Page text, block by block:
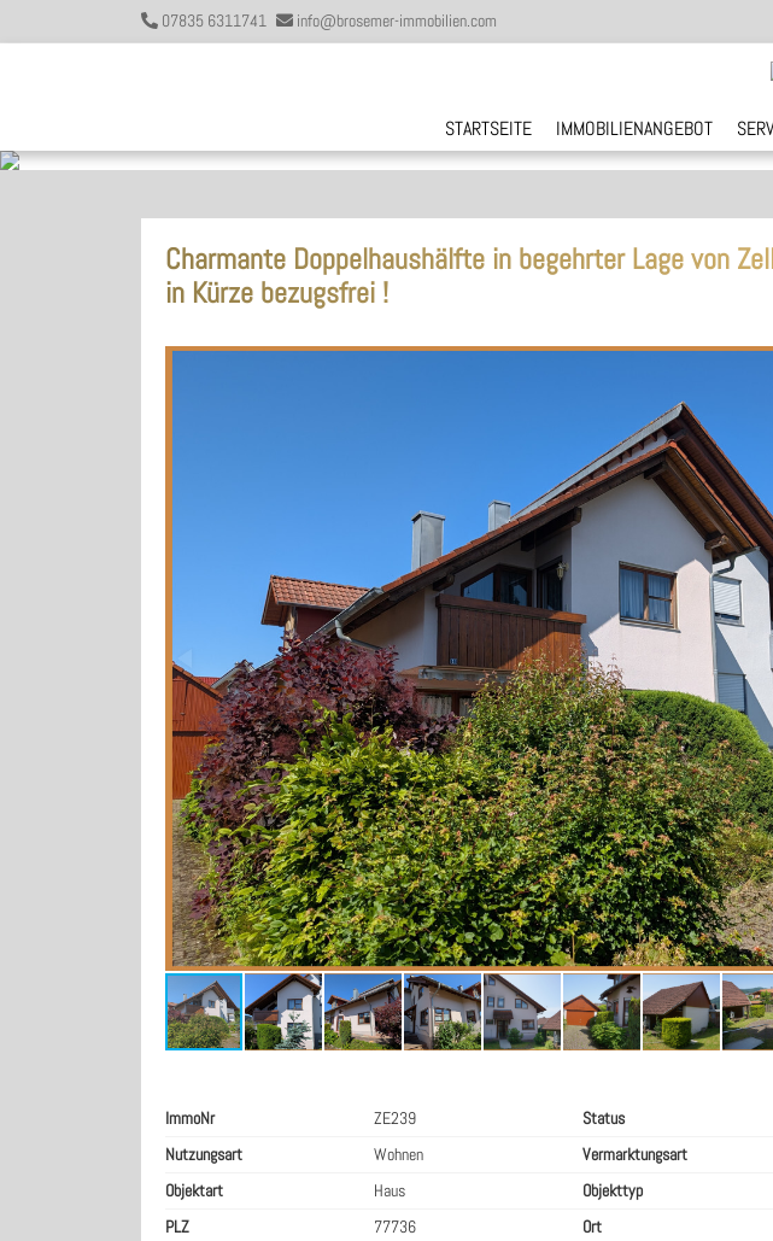
07835 6311741 info@brosemer-immobilien.com
STARTSEITE IMMOBILIENANGEBOT
Charmante Doppelhaushälfte in begehrter Lage von
in Kürze bezugsfrei !
ImmoNr ZE239 Status
Nutzungsart
Wohnen Vermarktungsart
Objektart
Haus Objekttyp
PLZ
77736 Ort